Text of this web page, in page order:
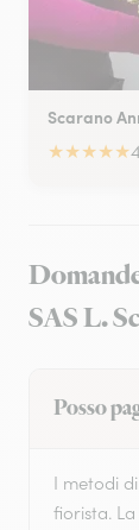
Scarano
★★★★★
SAS L.
Posso
I metodi
fiorista.